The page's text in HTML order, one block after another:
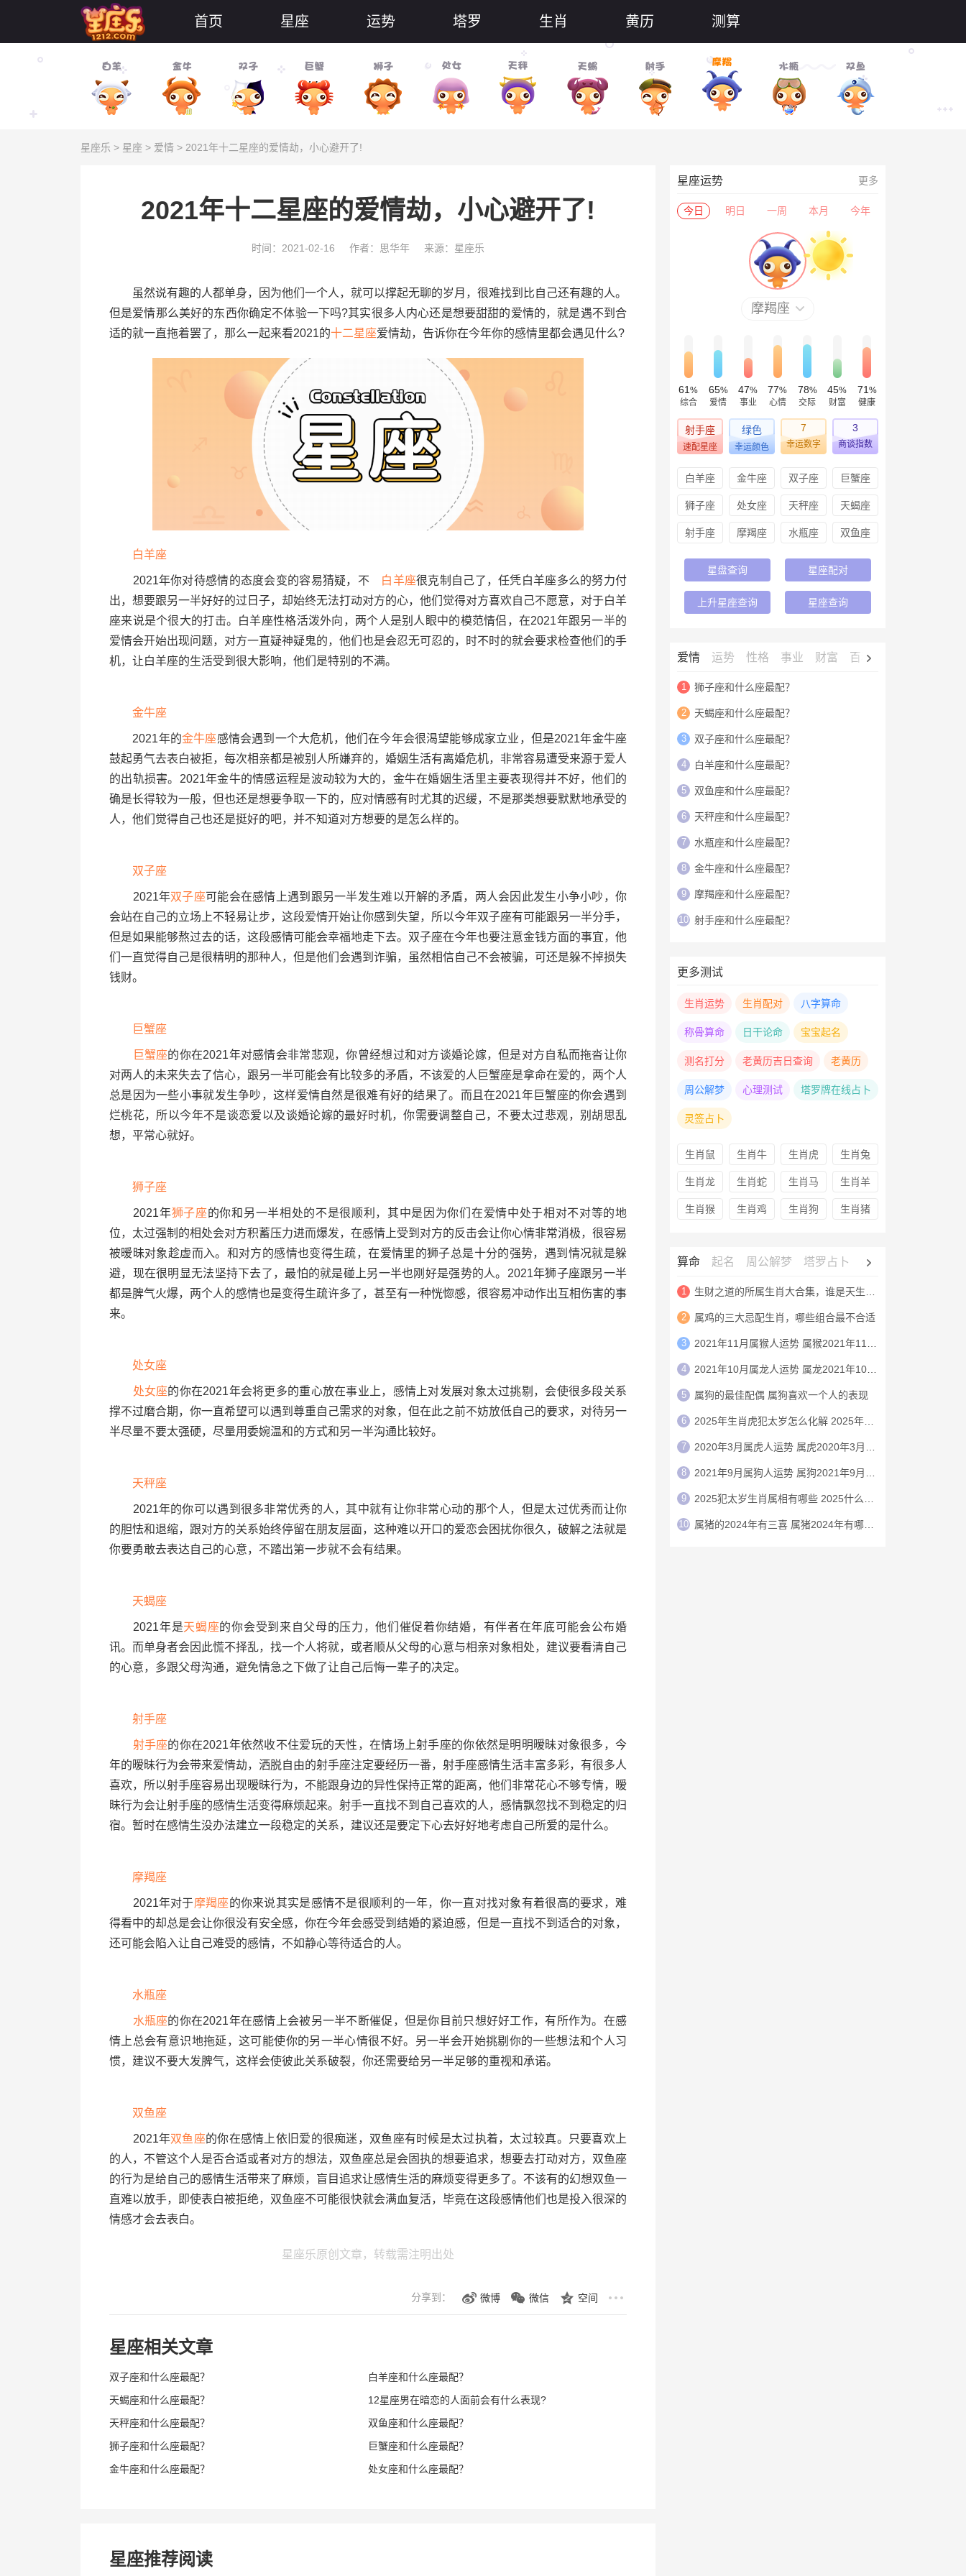
首页 星座 运势 塔罗 生肖 黄历 测算
星座乐 > 星座 > 爱情 > 2021年十二星座的爱情劫，小心避开了!
2021年十二星座的爱情劫，小心避开了!
时间：2021-02-16 作者：思华年 来源：星座乐
虽然说有趣的人都单身，因为他们一个人，就可以撑起无聊的岁月，很难找到比自己还有趣的人。
但是爱情那么美好的东西你确定不体验一下吗?其实很多人内心还是想要甜甜的爱情的，就是遇不到合
适的就一直拖着罢了，那么一起来看2021的十二星座爱情劫，告诉你在今年你的感情里都会遇见什么?
白羊座
2021年你对待感情的态度会变的容易猜疑，不 白羊座很克制自己了，任凭白羊座多么的努力付
出，想要跟另一半好好的过日子，却始终无法打动对方的心，他们觉得对方喜欢自己不愿意，对于白羊
座来说是个很大的打击。白羊座性格活泼外向，两个人是别人眼中的模范情侣，在2021年跟另一半的
爱情会开始出现问题，对方一直疑神疑鬼的，他们也是会忍无可忍的，时不时的就会要求检查他们的手
机，让白羊座的生活受到很大影响，他们是特别的不满。
金牛座
2021年的金牛座感情会遇到一个大危机，他们在今年会很渴望能够成家立业，但是2021年金牛座
鼓起勇气去表白被拒，每次相亲都是被别人所嫌弃的，婚姻生活有离婚危机，非常容易遭受来源于爱人
的出轨损害。2021年金牛的情感运程是波动较为大的，金牛在婚姻生活里主要表现得并不好，他们的
确是长得较为一般，但也还是想要争取一下的，应对情感有时尤其的迟缓，不是那类想要默默地承受的
人，他们觉得自己也还是挺好的吧，并不知道对方想要的是怎么样的。
双子座
2021年双子座可能会在感情上遇到跟另一半发生难以开解的矛盾，两人会因此发生小争小吵，你
会站在自己的立场上不轻易让步，这段爱情开始让你感到失望，所以今年双子座有可能跟另一半分手，
但是如果能够熬过去的话，这段感情可能会幸福地走下去。双子座在今年也要注意金钱方面的事宜，他
们一直觉得自己是很精明的那种人，但是他们会遇到诈骗，虽然相信自己不会被骗，可还是躲不掉损失
钱财。
巨蟹座
巨蟹座的你在2021年对感情会非常悲观，你曾经想过和对方谈婚论嫁，但是对方自私而拖沓让你
对两人的未来失去了信心，跟另一半可能会有比较多的矛盾，不该爱的人巨蟹座是拿命在爱的，两个人
总是因为一些小事就发生争吵，这样爱情自然是很难有好的结果了。而且在2021年巨蟹座的你会遇到
烂桃花，所以今年不是谈恋爱以及谈婚论嫁的最好时机，你需要调整自己，不要太过悲观，别胡思乱
想，平常心就好。
狮子座
2021年狮子座的你和另一半相处的不是很顺利，其中是因为你们在爱情中处于相对不对等的地
位，太过强制的相处会对方积蓄压力进而爆发，在感情上受到对方的反击会让你心情非常消极，很容易
被暧昧对象趁虚而入。和对方的感情也变得生疏，在爱情里的狮子总是十分的强势，遇到情况就是躲
避，现在很明显无法坚持下去了，最怕的就是碰上另一半也刚好是强势的人。2021年狮子座跟另一半
都是脾气火爆，两个人的感情也是变得生疏许多了，甚至有一种恍惚感，很容易冲动作出互相伤害的事
来。
处女座
处女座的你在2021年会将更多的重心放在事业上，感情上对发展对象太过挑剔，会使很多段关系
撑不过磨合期，你一直希望可以遇到尊重自己需求的对象，但在此之前不妨放低自己的要求，对待另一
半尽量不要太强硬，尽量用委婉温和的方式和另一半沟通比较好。
天秤座
2021年的你可以遇到很多非常优秀的人，其中就有让你非常心动的那个人，但是太过优秀而让你
的胆怯和退缩，跟对方的关系始终停留在朋友层面，这种难以开口的爱恋会困扰你很久，破解之法就是
你要勇敢去表达自己的心意，不踏出第一步就不会有结果。
天蝎座
2021年是天蝎座的你会受到来自父母的压力，他们催促着你结婚，有伴者在年底可能会公布婚
讯。而单身者会因此慌不择乱，找一个人将就，或者顺从父母的心意与相亲对象相处，建议要看清自己
的心意，多跟父母沟通，避免情急之下做了让自己后悔一辈子的决定。
射手座
射手座的你在2021年依然收不住爱玩的天性，在情场上射手座的你依然是明明暧昧对象很多，今
年的暧昧行为会带来爱情劫，洒脱自由的射手座注定要经历一番，射手座感情生活丰富多彩，有很多人
喜欢，所以射手座容易出现暧昧行为，不能跟身边的异性保持正常的距离，他们非常花心不够专情，暧
昧行为会让射手座的感情生活变得麻烦起来。射手一直找不到自己喜欢的人，感情飘忽找不到稳定的归
宿。暂时在感情生没办法建立一段稳定的关系，建议还是要定下心去好好地考虑自己所爱的是什么。
摩羯座
2021年对于摩羯座的你来说其实是感情不是很顺利的一年，你一直对找对象有着很高的要求，难
得看中的却总是会让你很没有安全感，你在今年会感受到结婚的紧迫感，但是一直找不到适合的对象，
还可能会陷入让自己难受的感情，不如静心等待适合的人。
水瓶座
水瓶座的你在2021年在感情上会被另一半不断催促，但是你目前只想好好工作，有所作为。在感
情上总会有意识地拖延，这可能使你的另一半心情很不好。另一半会开始挑剔你的一些想法和个人习
惯，建议不要大发脾气，这样会使彼此关系破裂，你还需要给另一半足够的重视和承诺。
双鱼座
2021年双鱼座的你在感情上依旧爱的很痴迷，双鱼座有时候是太过执着，太过较真。只要喜欢上
的人，不管这个人是否合适或者对方的想法，双鱼座总是会固执的想要追求，想要去打动对方，双鱼座
的行为是给自己的感情生活带来了麻烦，盲目追求让感情生活的麻烦变得更多了。不该有的幻想双鱼一
直难以放手，即使表白被拒绝，双鱼座不可能很快就会满血复活，毕竟在这段感情他们也是投入很深的
情感才会去表白。
星座乐原创文章，转载需注明出处
分享到： 微博 微信 空间
星座相关文章
双子座和什么座最配？
白羊座和什么座最配？
天蝎座和什么座最配？
12星座男在暗恋的人面前会有什么表现?
天秤座和什么座最配？
双鱼座和什么座最配？
狮子座和什么座最配？
巨蟹座和什么座最配？
金牛座和什么座最配？
处女座和什么座最配？
星座推荐阅读
星座运势 更多
今日 明日 一周 本月 今年
摩羯座
61%
综合
65%
爱情
47%
事业
77%
心情
78%
交际
45%
财富
71%
健康
射手座
速配星座
绿色
幸运颜色
7
幸运数字
3
商谈指数
白羊座 金牛座 双子座 巨蟹座
狮子座 处女座 天秤座 天蝎座
射手座 摩羯座 水瓶座 双鱼座
星盘查询 星座配对
上升星座查询 星座查询
爱情 运势 性格 事业 财富 百科
1 狮子座和什么座最配？
2 天蝎座和什么座最配？
3 双子座和什么座最配？
4 白羊座和什么座最配？
5 双鱼座和什么座最配？
6 天秤座和什么座最配？
7 水瓶座和什么座最配？
8 金牛座和什么座最配？
9 摩羯座和什么座最配？
10 射手座和什么座最配？
更多测试
生肖运势 生肖配对 八字算命
称骨算命 日干论命 宝宝起名
测名打分 老黄历吉日查询 老黄历
周公解梦 心理测试 塔罗牌在线占卜
灵签占卜
生肖鼠 生肖牛 生肖虎 生肖兔
生肖龙 生肖蛇 生肖马 生肖羊
生肖猴 生肖鸡 生肖狗 生肖猪
算命 起名 周公解梦 塔罗占卜 心理测试
1 生财之道的所属生肖大合集，谁是天生的赚钱机器
2 属鸡的三大忌配生肖，哪些组合最不合适
3 2021年11月属猴人运势 属猴2021年11月运程
4 2021年10月属龙人运势 属龙2021年10月运程
5 ‌‌属狗的最佳配偶 属狗喜欢一个人的表现
6 2025年生肖虎犯太岁怎么化解 2025年犯太岁的生肖虎怎么化解
7 2020年3月属虎人运势 属虎2020年3月运程
8 2021年9月属狗人运势 属狗2021年9月运程
9 2025犯太岁生肖属相有哪些 2025什么生肖犯太岁
10 属猪的2024年有三喜 属猪2024年有哪三喜